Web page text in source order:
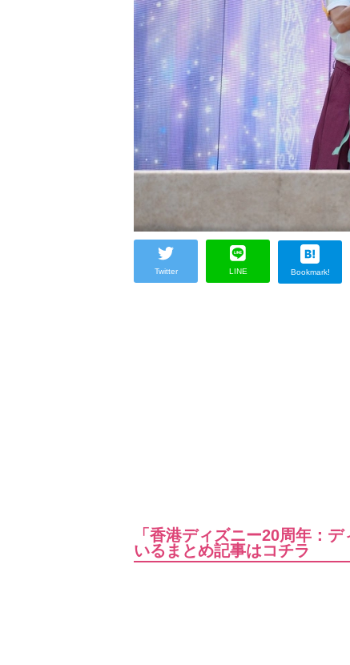
Twitter LINE Bookmark!
「香港ディズニー20周年：
いるまとめ記事はコチラ